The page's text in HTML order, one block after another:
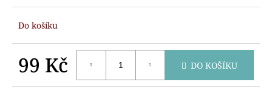
Do košíku
99 Kč DO KOŠÍKU
e
m